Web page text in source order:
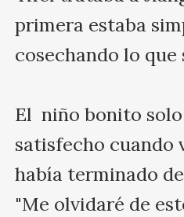
primera estaba
cosechando lo que
El  niño bonito
satisfecho cuando
había terminado
"Me olvidaré de